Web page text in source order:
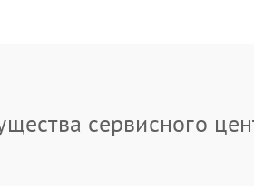
сервисного